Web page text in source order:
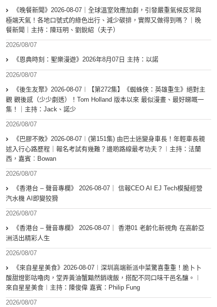
《晚餐新聞》2026-08-07｜全球溫室效應加劇，引發嚴重氣候反常與
極端天氣！各地口號式的綠色出行、減少碳排，實際又做得到嗎？｜晚
餐新聞｜主持：陳珏明、劉銳紹（夫子）
2026/08/07
《恩典時刻：聖樂漫遊》2026年8月07日 主持：以諾
2026/08/07
《後生友聚》2026-08-07︱【第272集】《蜘蛛俠：英雄重生》絕對主
觀 觀後感（少少劇透）！Tom Holland 版本以來 最似漫畫、最好睇嘅一
集！｜主持：Jack、諾少
2026/08/07
《巴膠不敗》2026-08-07︱(第151集) 由巴士迷變身車長！年輕車長親
述入行心路歷程｜報名考試有幾難？邊啲路線最考功夫？︱主持：法蘭
西，嘉賓︰Bowan
2026/08/07
《香港台 – 聲音專欄》 2026-08-07｜ 信報CEO AI EJ Tech模擬經營
汽水機 AI即變狡猾
2026/08/07
《香港台 – 聲音專欄》 2026-08-07｜ 香港01 老齡化新視角 在高齡亞
洲活出精彩人生
2026/08/07
《來自星星美食》2026-08-07︱深圳高端新派中菜驚喜重重！脆卜卜
酸甜燈影咕嚕肉，堂弄黃油蟹黯然銷魂飯，搭配不同口味干邑名釀。︱
來自星星美食︱主持：陳俊偉 嘉賓：Philip Fung
2026/08/07